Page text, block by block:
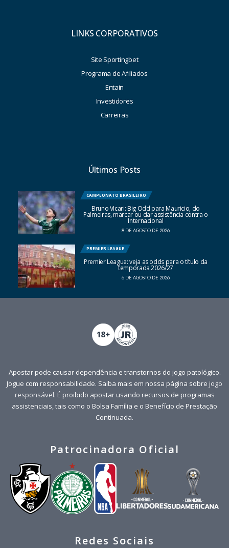
LINKS CORPORATIVOS
Site Sportingbet
Programa de Afiliados
Entain
Investidores
Carreiras
Últimos Posts
CAMPEONATO BRASILEIRO
Bruno Vicari: Big Odd para Mauricio, do
Palmeiras, marcar ou dar assistência contra o
Internacional
8 DE AGOSTO DE 2026
PREMIER LEAGUE
Premier League: veja as odds para o título da
temporada 2026/27
6 DE AGOSTO DE 2026
Apostar pode causar dependência e transtornos do jogo patológico.
Jogue com responsabilidade. Saiba mais em nossa página sobre jogo
responsável. É proibido apostar usando recursos de programas
assistenciais, tais como o Bolsa Família e o Benefício de Prestação
Continuada.
Patrocinadora Oficial
Redes Sociais